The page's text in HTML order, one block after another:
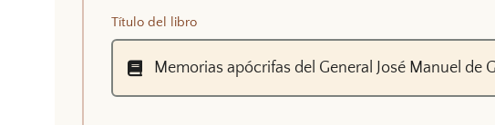
Título del libro